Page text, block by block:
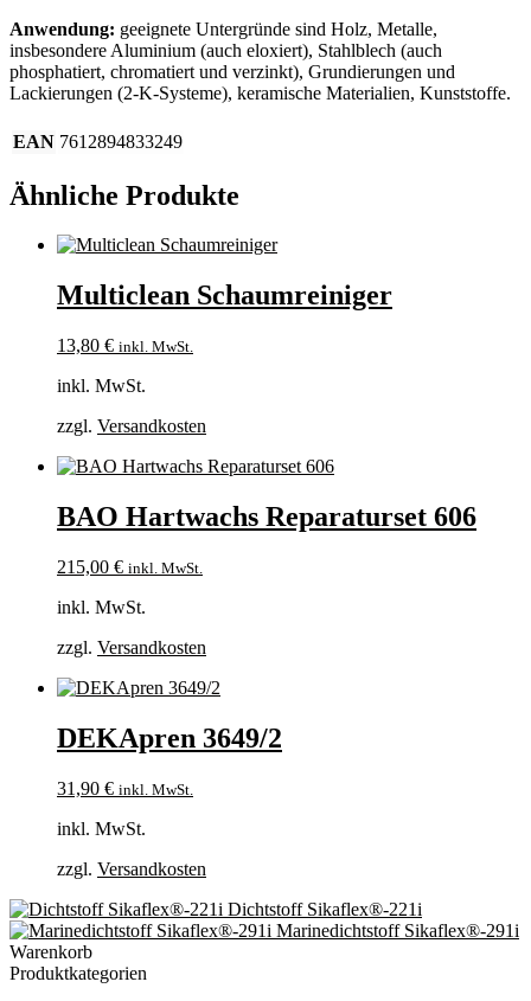
Anwendung: geeignete Untergründe sind Holz, Metalle,
insbesondere Aluminium (auch eloxiert), Stahlblech (auch
phosphatiert, chromatiert und verzinkt), Grundierungen und
Lackierungen (2-K-Systeme), keramische Materialien, Kunststoffe.
EAN 7612894833249
Ähnliche Produkte
Multiclean Schaumreiniger
13,80 € inkl. MwSt.
inkl. MwSt.
zzgl. Versandkosten
BAO Hartwachs Reparaturset 606
215,00 € inkl. MwSt.
inkl. MwSt.
zzgl. Versandkosten
DEKApren 3649/2
31,90 € inkl. MwSt.
inkl. MwSt.
zzgl. Versandkosten
Dichtstoff Sikaflex®-221i
Marinedichtstoff Sikaflex®-291i
Warenkorb
Produktkategorien